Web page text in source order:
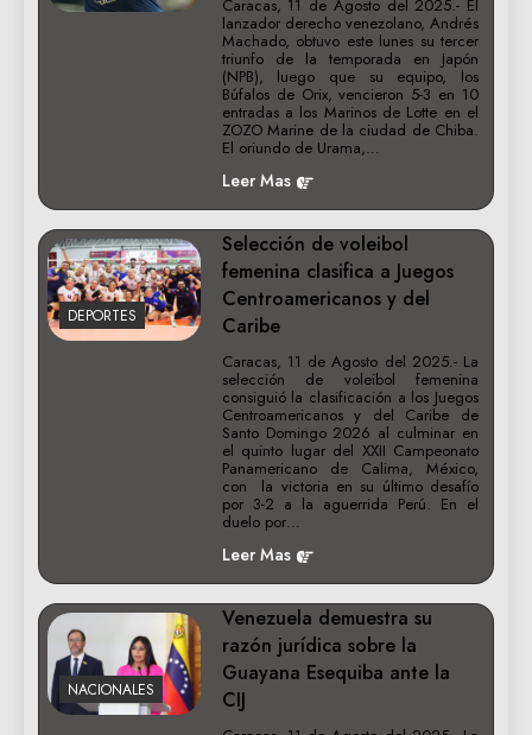
Caracas, 11 de Agosto del 2025.- El
lanzador derecho venezolano, Andrés
Machado, obtuvo este lunes su tercer
triunfo de la temporada en Japón
(NPB), luego que su equipo, los
Búfalos de Orix, vencieron 5-3 en 10
entradas a los Marinos de Lotte en el
ZOZO Marine de la ciudad de Chiba.
El oriundo de Urama,…
Leer Mas
DEPORTES
Selección de voleibol
femenina clasifica a Juegos
Centroamericanos y del
Caribe
Caracas, 11 de Agosto del 2025.- La
selección de voleibol femenina
consiguió la clasificación a los Juegos
Centroamericanos y del Caribe de
Santo Domingo 2026 al culminar en
el quinto lugar del XXII Campeonato
Panamericano de Calima, México,
con la victoria en su último desafío
por 3-2 a la aguerrida Perú. En el
duelo por…
Leer Mas
NACIONALES
Venezuela demuestra su
razón jurídica sobre la
Guayana Esequiba ante la
CIJ